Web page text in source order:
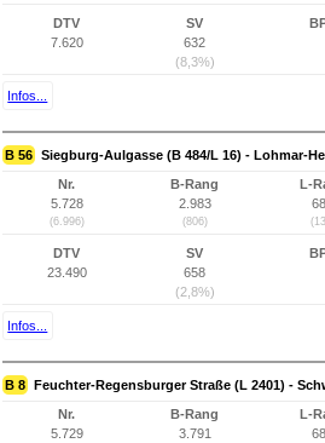
DTV
7.620
SV
632
(8,3%)
Infos...
B 56 Siegburg-Aulgasse (B 484/L 16) - Lohmar-
Nr.
5.728
(6.996)
B-Rang
2.983
(806)
L-
DTV
23.490
SV
658
(2,8%)
Infos...
B 8 Feuchter-Regensburger Straße (L 2401) -
Nr.
5.729
B-Rang
3.791
L-